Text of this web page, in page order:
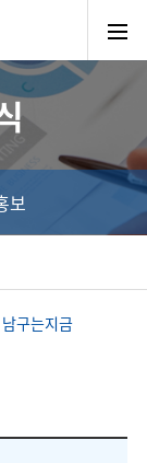
보
남구는지금